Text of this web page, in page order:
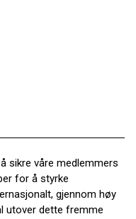
sikre våre medlemmers
for å styrke
gjennom høy
utover dette fremme